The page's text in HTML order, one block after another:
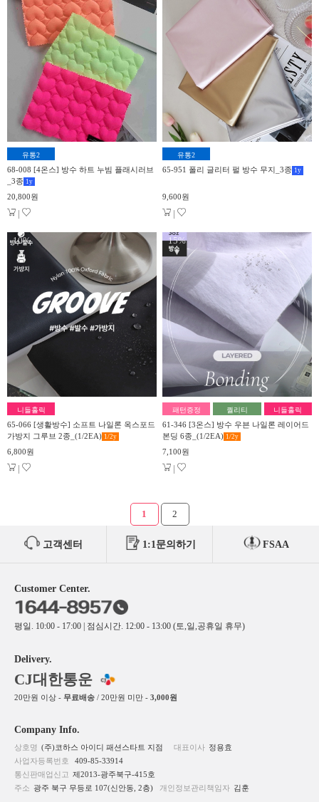
유통2
68-008 [4온스] 방수 하트 누빔 플래시러브
_3종 1 y
20,800원
|
유통2
65-951 폴리 글리터 펄 방수 무지_3종 1 y
9,600원
|
10%
▼
니들홀릭
65-066 [생활방수] 소프트 나일론 옥스포드
가방지 그루브 2종_(1/2EA) 1/2y
6,800원
|
15%
▼
패턴증정 퀄리티 니들홀릭
61-346 [3온스] 방수 우븐 나일론 레이어드
본딩 6종_(1/2EA) 1/2y
7,100원
|
1 2
고객센터 1:1문의하기 FSAA
Customer Center.
평일. 10:00 - 17:00 | 점심시간. 12:00 - 13:00 (토,일,공휴일 휴무)
Delivery.
CJ대한통운
20만원 이상 - 무료배송 / 20만원 미만 - 3,000원
Company Info.
상호명 (주)코하스 아이디 패션스타트 지점 대표이사 정용효
사업자등록번호
409-85-33914
통신판매업신고 제2013-광주북구-415호
주소 광주 북구 무등로 107(신안동, 2층) 개인정보관리책임자 김훈